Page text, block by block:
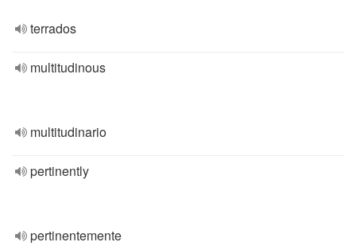
terrados
multitudinous
multitudinario
pertinently
pertinentemente